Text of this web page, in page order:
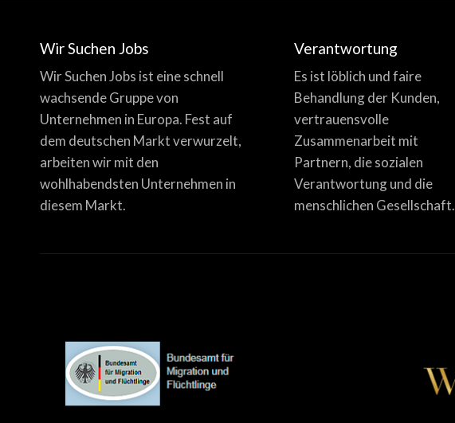
Wir Suchen Jobs
Wir Suchen Jobs ist eine schnell
wachsende Gruppe von
Unternehmen in Europa. Fest auf
dem deutschen Markt verwurzelt,
arbeiten wir mit den
wohlhabendsten Unternehmen in
diesem Markt.
Verantwortung
Es ist löblich und faire
Behandlung der Kunden,
vertrauensvolle
Zusammenarbeit mit
Partnern, die sozialen
Verantwortung und die
menschlichen Gesellschaft.